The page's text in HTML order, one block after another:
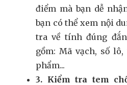
điểm mà bạn dễ
bạn có thể xem nội
tra về tính đúng
gồm: Mã vạch, số
phẩm...
3. Kiểm tra tem